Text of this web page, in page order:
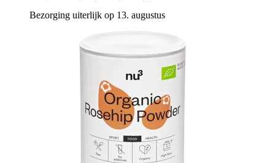
Bezorging uiterlijk op 13. augustus